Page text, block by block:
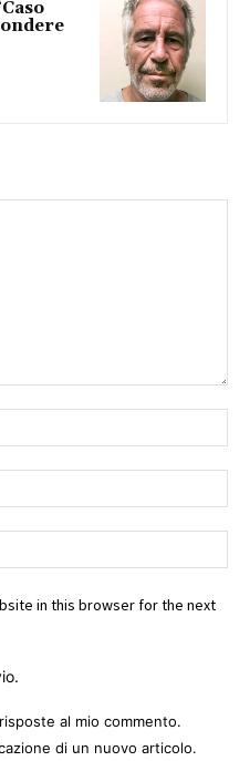
in this browser for the next
al mio commento.
di un nuovo articolo.